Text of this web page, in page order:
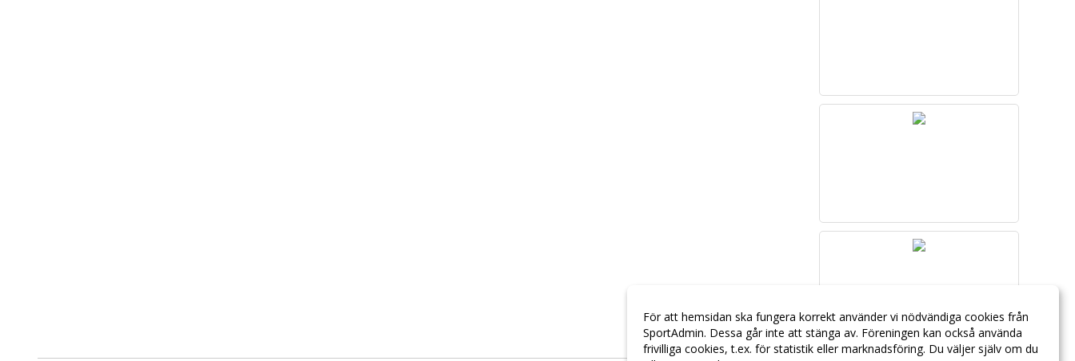
För att hemsidan ska fungera korrekt använder vi nödvändiga cookies från
SportAdmin. Dessa går inte att stänga av. Föreningen kan också använda
frivilliga cookies, t.ex. för statistik eller marknadsföring. Du väljer själv om du